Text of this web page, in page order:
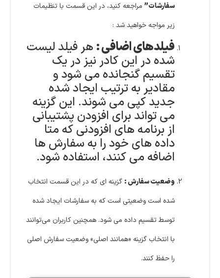
سفارشات” مراجعه کنید، در این قسمت با تنظیمات
زیر مواجه خواهید شد :
فیلدهای اضافی : هر فیلد لیست
شده در این کادر نیز در یک
تقسیم گنجانده می شود و
مقادیر به ترتیب ایجاد شده
جدید کپی می شوند. این گزینه
می تواند برای افزودن پشتیبانی
از برنامه های افزودنی که متا
داده های خود را به سفارش ها
اضافه می کنند، استفاده شود.
وضعیت سفارش : گزینه ای که در این قسمت انتخاب
شده است وضعیتی است که به سفارشات ایجاد شده
توسط تقسیم داده می شود. همچنین کاربران می‌توانند
با انتخاب گزینه «همانند اصلی» وضعیت سفارش اصلی
را حفظ کنند.